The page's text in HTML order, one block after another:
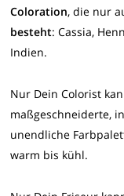
Coloration, die nur
besteht: Cassia,
Indien.
Nur Dein Colorist
maßgeschneiderte,
unendliche
warm bis kühl.